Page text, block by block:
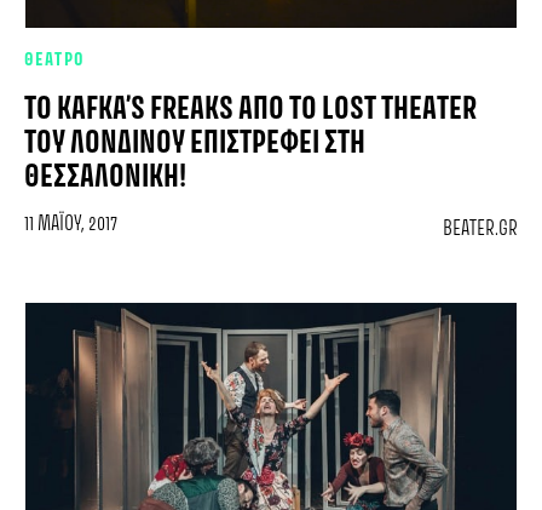
ΘΕΑΤΡΟ
TO KAFKA’S FREAKS ΑΠΌ ΤΟ LOST THEATER
ΤΟΥ ΛΟΝΔΊΝΟΥ ΕΠΙΣΤΡΈΦΕΙ ΣΤΗ
ΘΕΣΣΑΛΟΝΊΚΗ!
11 ΜΑΪ́ΟΥ, 2017 BEATER.GR